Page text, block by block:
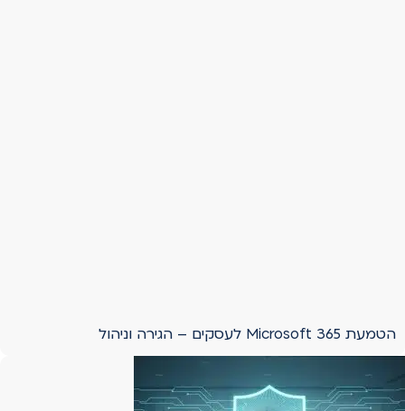
הטמעת Microsoft 365 לעסקים – הגירה וניהול